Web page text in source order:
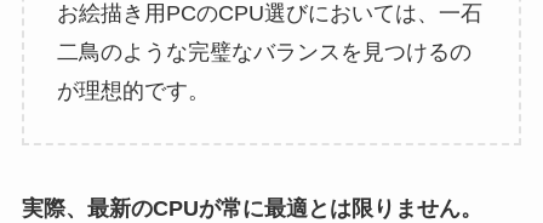
お絵描き用PCのCPU選びにおいては、一石
二鳥のような完璧なバランスを見つけるの
が理想的です。
実際、最新のCPUが常に最適とは限りません。